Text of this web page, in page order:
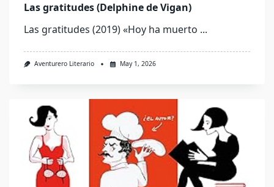
Las gratitudes (Delphine de Vigan)
Las gratitudes (2019) «Hoy ha muerto ...
Aventurero Literario May 1, 2026